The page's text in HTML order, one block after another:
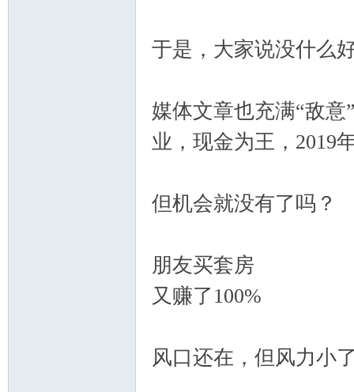
于是，大家说没什么
媒体文章也充满“敌
业，现金为王，2019
但机会就没有了吗？
朋友买套房
又赚了100%
风口还在，但风力小